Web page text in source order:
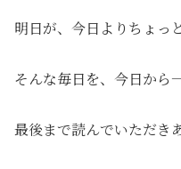
明日が、今日よりちょっ
そんな毎日を、今日から
最後まで読んでいただき